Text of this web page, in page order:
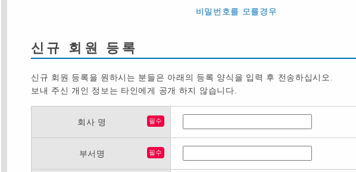
비밀번호를 모를경우
신규 회원 등록
신규 회원 등록을 원하시는 분들은 아래의 등록 양식을 입력 후 전송하십시오.
보내 주신 개인 정보는 타인에게 공개 하지 않습니다.
회사 명 필수
부서명 필수